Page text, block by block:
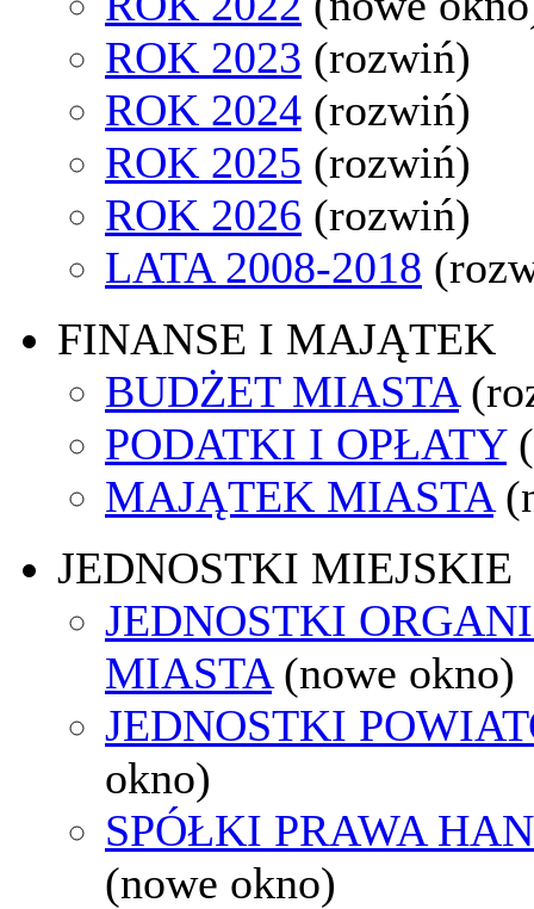
ROK 2023 (rozwiń)
ROK 2024 (rozwiń)
ROK 2025 (rozwiń)
ROK 2026 (rozwiń)
LATA 2008-2018
FINANSE I MAJĄTEK
BUDŻET MIASTA
PODATKI I OPŁATY
MAJĄTEK MIASTA
JEDNOSTKI MIEJSKIE
JEDNOSTKI
MIASTA (nowe okno)
JEDNOSTKI
okno)
SPÓŁKI PRAWA
(nowe okno)